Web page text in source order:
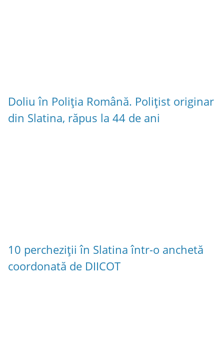
Doliu în Poliția Română. Polițist originar
din Slatina, răpus la 44 de ani
10 percheziții în Slatina într-o anchetă
coordonată de DIICOT